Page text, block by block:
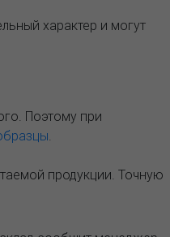
характер и могут
Поэтому при
.
продукции. Точную